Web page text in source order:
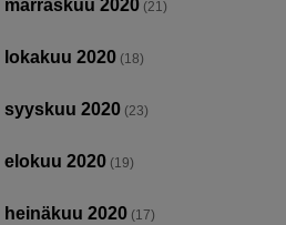
marraskuu 2020 (21)
lokakuu 2020 (18)
syyskuu 2020 (23)
elokuu 2020 (19)
heinäkuu 2020 (17)